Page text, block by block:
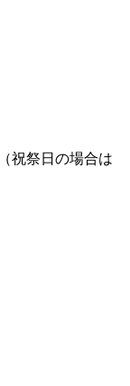
祝祭日の場合は